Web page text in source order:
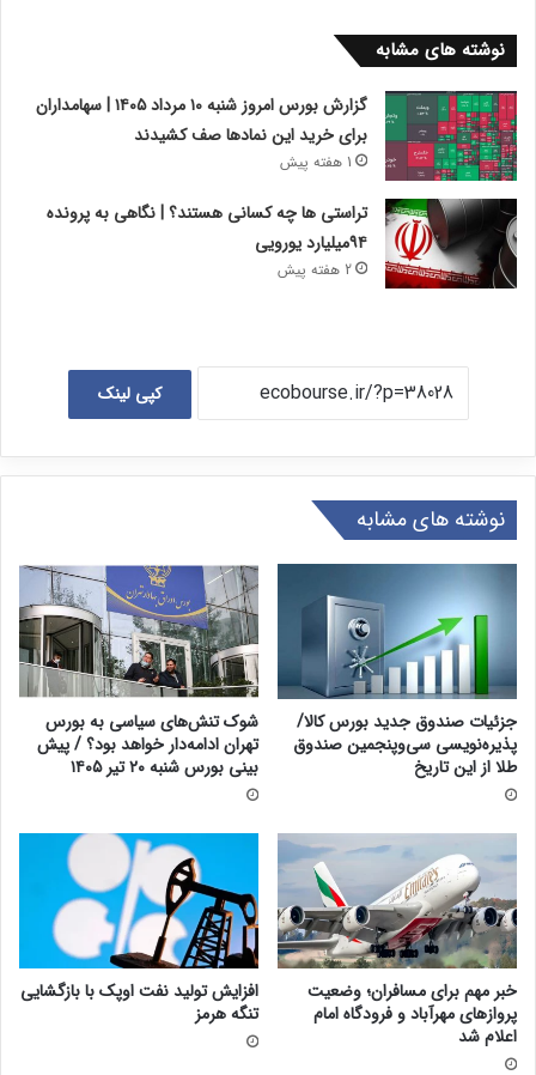
نوشته های مشابه
گزارش بورس امروز شنبه ۱۰ مرداد ۱۴۰۵ | سهامداران
برای خرید این نمادها صف کشیدند
1 هفته پیش
تراستی ها چه کسانی هستند؟ | نگاهی به پرونده
۹۴میلیارد یورویی
2 هفته پیش
کپی لینک
نوشته های مشابه
جزئیات صندوق جدید بورس کالا/
پذیره‌نویسی سی‌وپنجمین صندوق
طلا از این تاریخ
شوک تنش‌های سیاسی به بورس
تهران ادامه‌دار خواهد بود؟ / پیش
بینی بورس شنبه ۲۰ تیر ۱۴۰۵
خبر مهم برای مسافران؛ وضعیت
پروازهای مهرآباد و فرودگاه امام
اعلام شد
افزایش تولید نفت اوپک با بازگشایی
تنگه هرمز